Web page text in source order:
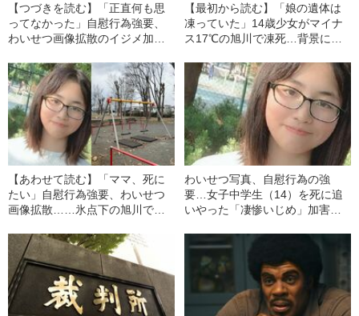
【つづきを読む】「正直何も思
ってなかった」自慰行為強要、
わいせつ画像拡散のイジメ加害
死】《7000万円支払いで遺族と
和解成立へ》
【最初から読む】「娘の遺体は
凍っていた」14歳少女がマイナ
ス17℃の旭川で凍死…背景に
《7000万円支払いで遺族と和解
成立へ》
【あわせて読む】「ママ、死に
たい」自慰行為強要、わいせつ
画像拡散……氷点下の旭川で凍
イジメ”《7000万円支払いで遺族
と和解成立へ》
わいせつ写真、自慰行為の強
要…女子中学生（14）を死に追
いやった「凄惨いじめ」加害生